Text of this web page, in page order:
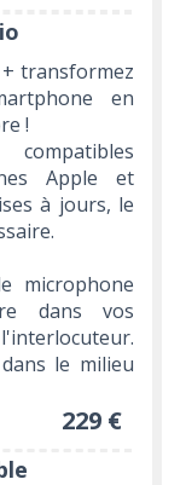
transformez
en
!
Apple et
à jours, le
microphone
dans vos
le milieu
229 €